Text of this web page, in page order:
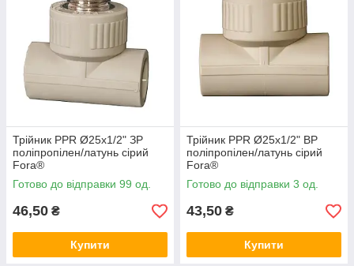
Трійник PPR Ø25х1/2" ЗР
поліпропілен/латунь сірий
Fora®
Готово до відправки 99 од.
46,50 ₴
Купити
Трійник PPR Ø25х1/2" ВР
поліпропілен/латунь сірий
Fora®
Готово до відправки 3 од.
43,50 ₴
Купити